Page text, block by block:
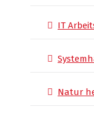
IT
Natur